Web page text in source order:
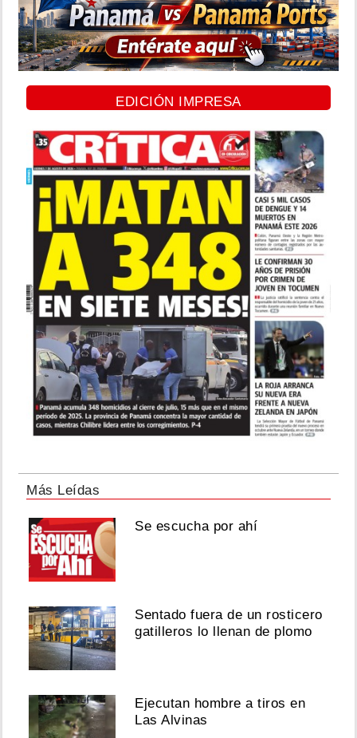
EDICIÓN IMPRESA
Más Leídas
Se escucha por ahí
Sentado fuera de un rosticero
gatilleros lo llenan de plomo
Ejecutan hombre a tiros en
Las Alvinas